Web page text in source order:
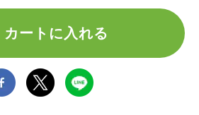
カートに入れる